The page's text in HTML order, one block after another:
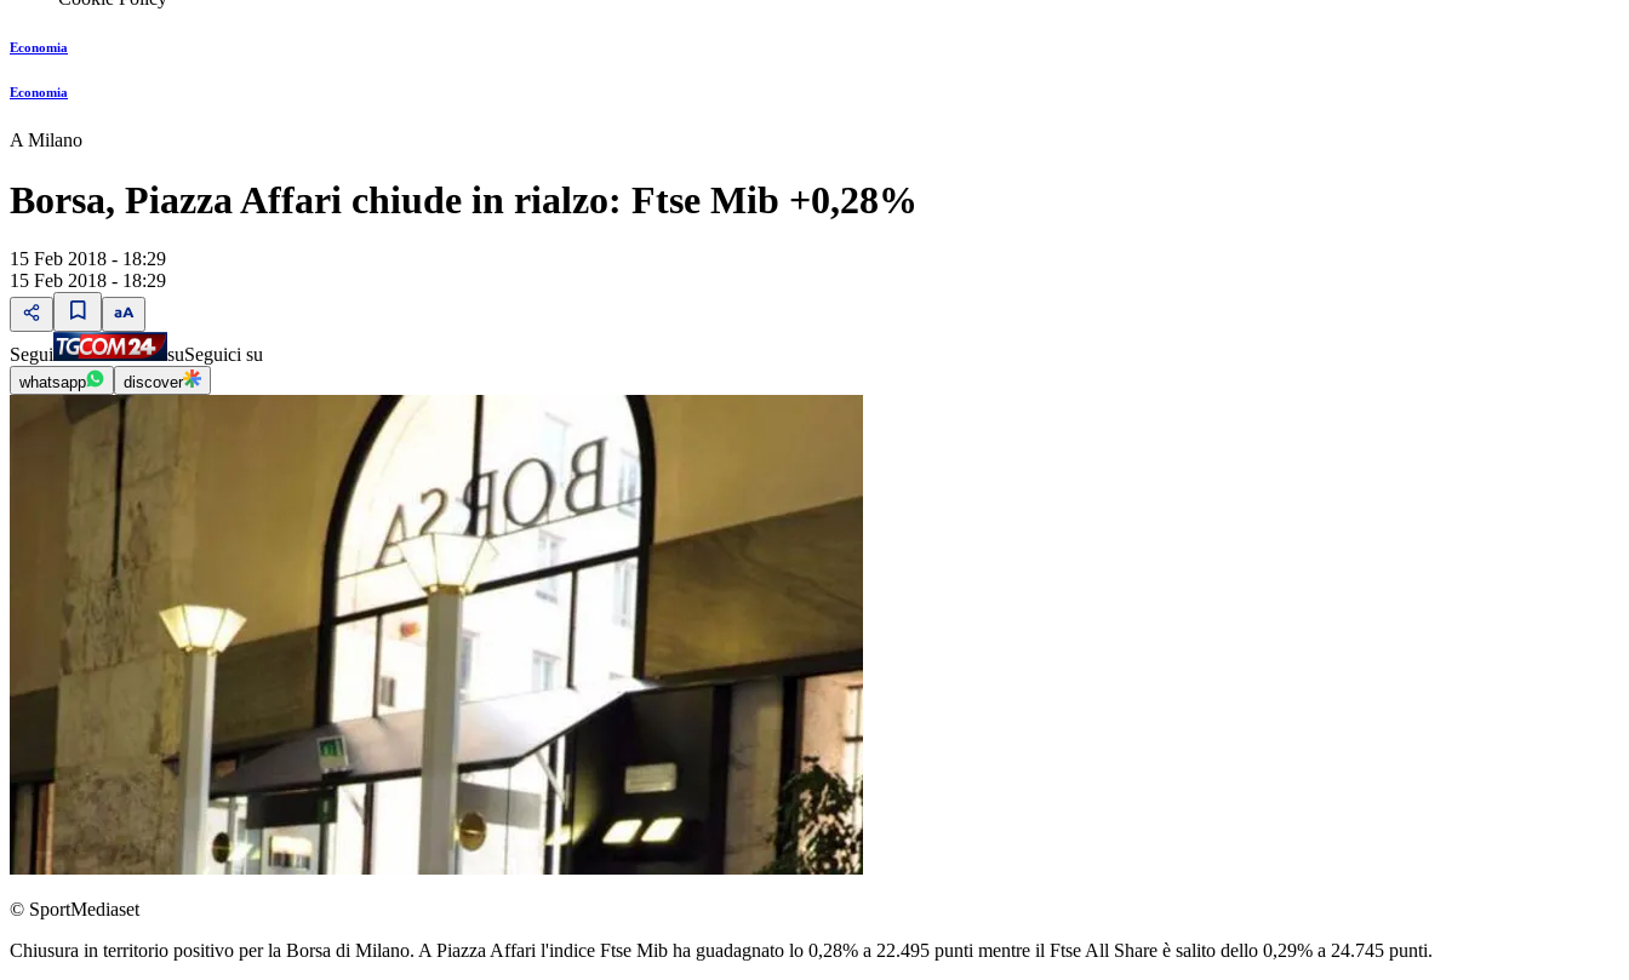
Economia
Economia
A Milano
Borsa, Piazza Affari chiude in rialzo: Ftse Mib +0,28%
15 Feb 2018 - 18:29
15 Feb 2018 - 18:29
Segui suSeguici su
whatsapp discover
© SportMediaset
Chiusura in territorio positivo per la Borsa di Milano. A Piazza Affari l'indice Ftse Mib ha guadagnato lo 0,28% a 22.495 punti mentre il Ftse All Share è salito dello 0,29% a 24.745 punti.